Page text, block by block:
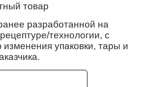
товар
разработанной на
технологии, с
упаковки, тары и